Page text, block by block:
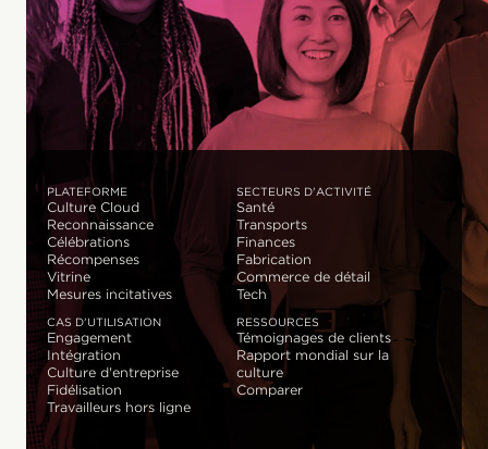
PLATEFORME
Culture Cloud
Reconnaissance
Célébrations
Récompenses
Vitrine
Mesures incitatives
SECTEURS D'ACTIVITÉ
Santé
Transports
Finances
Fabrication
Commerce de détail
Tech
CAS D'UTILISATION
Engagement
Intégration
Culture d'entreprise
Fidélisation
Travailleurs hors ligne
RESSOURCES
Témoignages de clients
Rapport mondial sur la
culture
Comparer